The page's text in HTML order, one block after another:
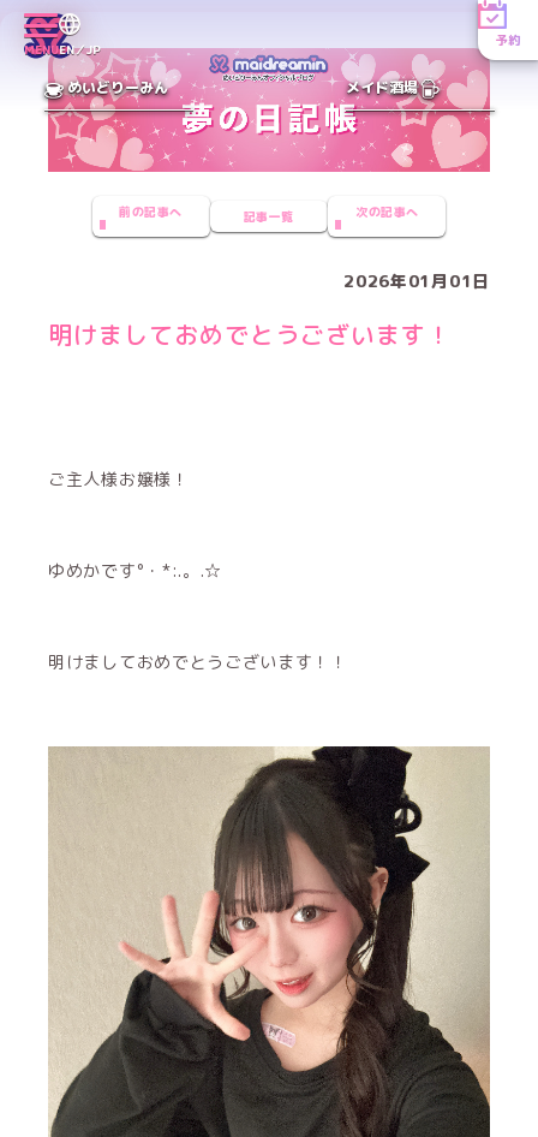
MENUEN／JP
予約
めいどりーみん メイド酒場
前の記事へ 記事一覧 次の記事へ
2026年01月01日
明けましておめでとうございます！
ご主人様お嬢様！
ゆめかです°・*:.。.☆
明けましておめでとうございます！！